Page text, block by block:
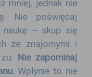
mniej, jednak nie
Nie poświęcaj
naukę — skup się
ze znajomymi i
Nie zapominaj
. Wpłynie to nie